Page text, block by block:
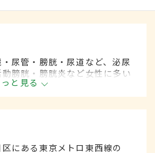
尿管・膀胱・尿道など、泌尿
膀胱・膀胱炎など女性に多い
り扱います。
と見る
にある東京メトロ東西線の